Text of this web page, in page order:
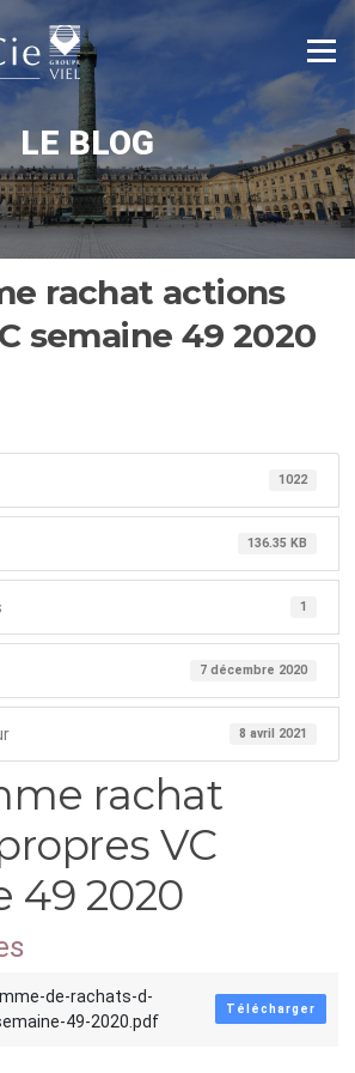
Menu
LE BLOG
rachat actions
semaine 49 2020
1022
136.35 KB
1
7 décembre 2020
8 avril 2021
rachat
VC
49 2020
de-rachats-d-
49-2020.pdf
Télécharger